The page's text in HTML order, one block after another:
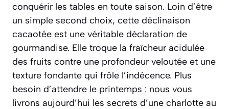
conquérir les tables en toute saison. Loin d’être
un simple second choix, cette déclinaison
cacaotée est une véritable déclaration de
gourmandise. Elle troque la fraîcheur acidulée
des fruits contre une profondeur veloutée et une
texture fondante qui frôle l’indécence. Plus
besoin d’attendre le printemps : nous vous
livrons aujourd’hui les secrets d’une charlotte au